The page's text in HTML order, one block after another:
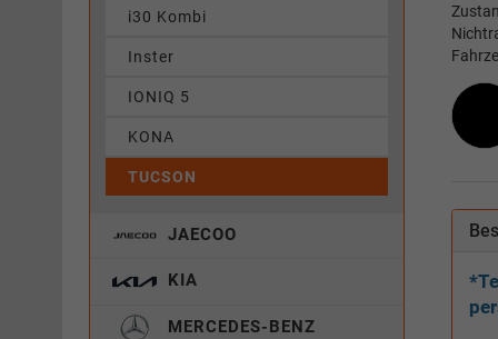
i30 Kombi
Inster
IONIQ 5
KONA
TUCSON
JAECOO
KIA
MERCEDES-BENZ